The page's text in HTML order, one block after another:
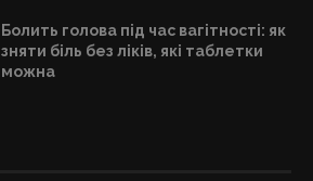
Болить голова під час вагітності: як
зняти біль без ліків, які таблетки
можна